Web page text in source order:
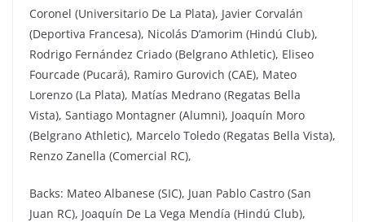
Coronel (Universitario De La Plata), Javier Corvalán
(Deportiva Francesa), Nicolás D’amorim (Hindú Club),
Rodrigo Fernández Criado (Belgrano Athletic), Eliseo
Fourcade (Pucará), Ramiro Gurovich (CAE), Mateo
Lorenzo (La Plata), Matías Medrano (Regatas Bella
Vista), Santiago Montagner (Alumni), Joaquín Moro
(Belgrano Athletic), Marcelo Toledo (Regatas Bella Vista),
Renzo Zanella (Comercial RC),
Backs: Mateo Albanese (SIC), Juan Pablo Castro (San
Juan RC), Joaquín De La Vega Mendía (Hindú Club),